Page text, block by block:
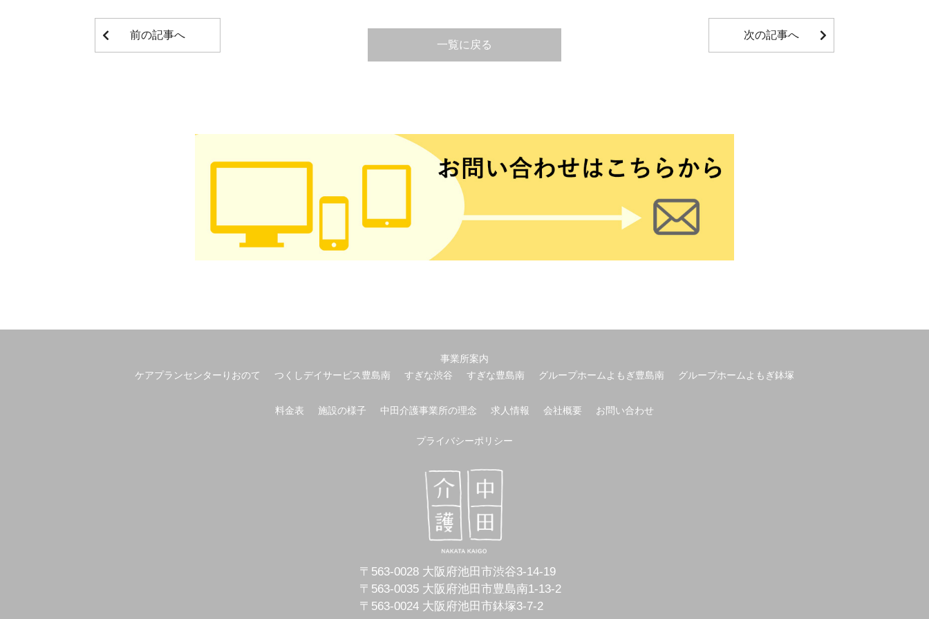
前の記事へ
一覧に戻る
次の記事へ
事業所案内
ケアプランセンターりおのて
つくしデイサービス豊島南 すぎな渋谷 すぎな豊島南 グループホームよもぎ豊島南 グループホームよもぎ鉢塚
料金表 施設の様子 中田介護事業所の理念 求人情報 会社概要 お問い合わせ
プライバシーポリシー
〒563-0028 大阪府池田市渋谷3-14-19
〒563-0035 大阪府池田市豊島南1-13-2
〒563-0024 大阪府池田市鉢塚3-7-2